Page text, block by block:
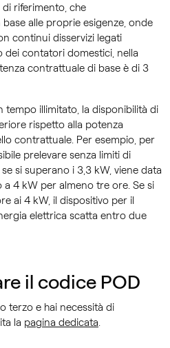
riferimento, che
alle proprie esigenze, onde
continui disservizi legati
dei contatori domestici, nella
contrattuale di base è di 3
tempo illimitato, la disponibilità di
rispetto alla potenza
contrattuale. Per esempio, per
prelevare senza limiti di
si superano i 3,3 kW, viene data
a 4 kW per almeno tre ore. Se si
ai 4 kW, il dispositivo per il
elettrica scatta entro due
il codice POD
terzo e hai necessità di
la pagina dedicata.